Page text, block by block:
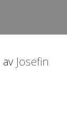
av Josefin